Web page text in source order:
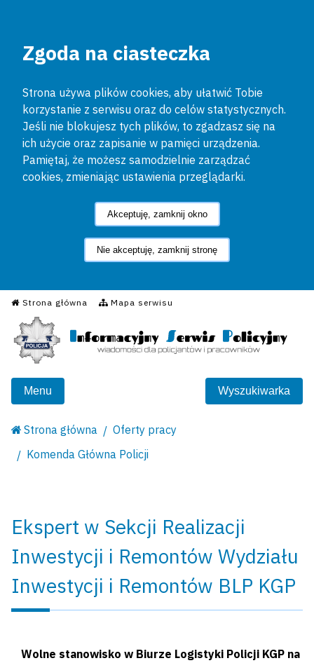
Zgoda na ciasteczka
Strona używa plików cookies, aby ułatwić Tobie
korzystanie z serwisu oraz do celów statystycznych.
Jeśli nie blokujesz tych plików, to zgadzasz się na
ich użycie oraz zapisanie w pamięci urządzenia.
Pamiętaj, że możesz samodzielnie zarządzać
cookies, zmieniając ustawienia przeglądarki.
Akceptuję, zamknij okno
Nie akceptuję, zamknij stronę
Strona główna Mapa serwisu
Informacyjny Serwis
Menu Wyszukiwarka
Strona główna
Oferty pracy
Komenda Główna Policji
Ekspert w Sekcji Realizacji
Inwestycji i Remontów Wydziału
Inwestycji i Remontów BLP KGP
Wolne stanowisko w Biurze Logistyki Policji KGP na